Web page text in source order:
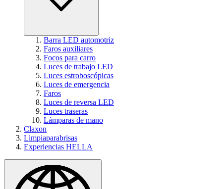
Barra LED automotriz
Faros auxiliares
Focos para carro
Luces de trabajo LED
Luces estroboscópicas
Luces de emergencia
Faros
Luces de reversa LED
Luces traseras
Lámparas de mano
Claxon
Limpiaparabrisas
Experiencias HELLA